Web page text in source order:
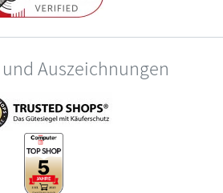
Auszeichnungen